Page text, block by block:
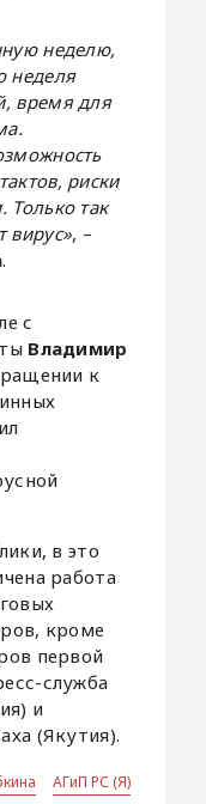
неделю,
неделя
время для
риски
Только так
вирус», –
.
с
Владимир
к
в это
работа
кроме
первой
служба
и
(Якутия).
АГиП РС (Я)